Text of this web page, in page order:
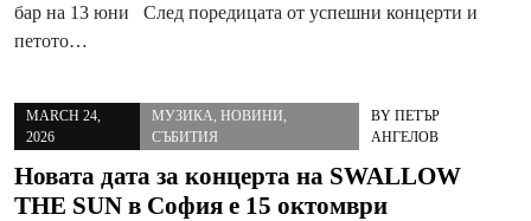
бар на 13 юни След поредицата от успешни концерти и
петото…
MARCH 24,
2026
МУЗИКА НОВИНИ
СЪБИТИЯ
BYПЕТЪР
АНГЕЛОВ
Новата дата за концерта на SWALLOW
THE SUN в София е 15 октомври